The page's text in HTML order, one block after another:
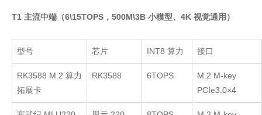
T1 主流中端（6\15TOPS，500M\3B 小模型、4K 视觉通用）
型号 芯片 INT8 算力 接口
RK3588 M.2 算力
拓展卡
RK3588 6TOPS
M.2 M-key
PCIe3.0×4